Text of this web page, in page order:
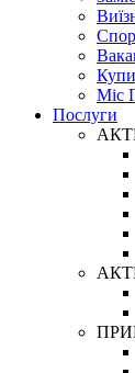
Міс
Послуги